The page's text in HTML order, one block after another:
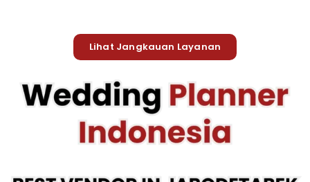
Lihat Jangkauan Layanan